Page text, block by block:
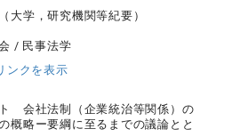
大学，研究機関等紀要）
/ 民事法学
ンクを表示
会社法制（企業統治等関係）の
概略ー要綱に至るまでの議論とと